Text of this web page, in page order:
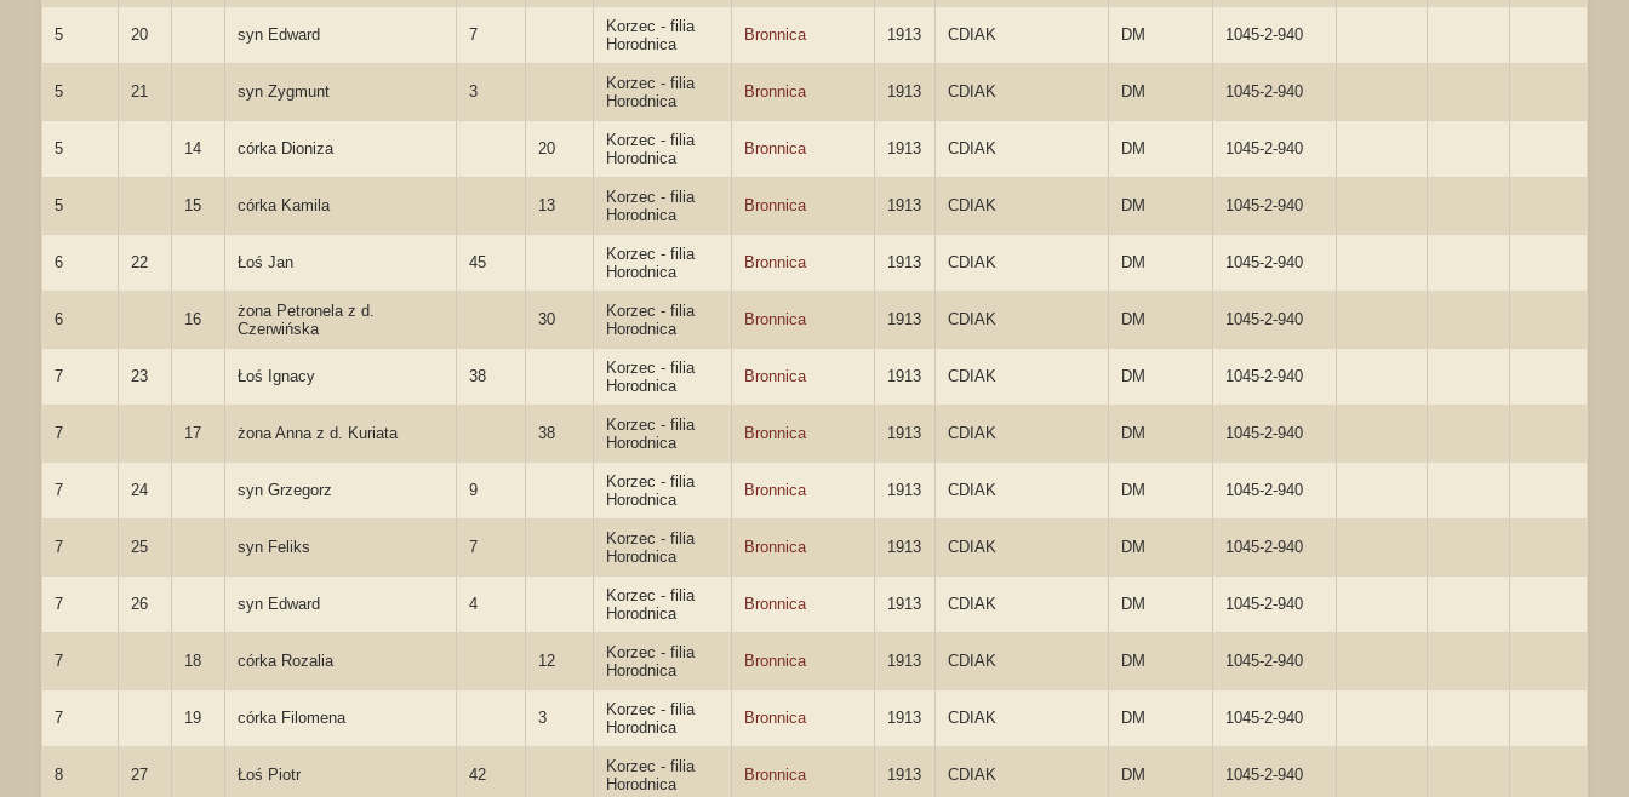
5 20 syn Edward 7
Korzec - filia
Horodnica
Bronnica 1913 CDIAK DM 1045-2-940
5 21 syn Zygmunt 3
Korzec - filia
Horodnica
Bronnica 1913 CDIAK DM 1045-2-940
5 14 córka Dioniza 20
Korzec - filia
Horodnica
Bronnica 1913 CDIAK DM 1045-2-940
5 15 córka Kamila 13
Korzec - filia
Horodnica
Bronnica 1913 CDIAK DM 1045-2-940
6 22 Łoś Jan 45
Korzec - filia
Horodnica
Bronnica 1913 CDIAK DM 1045-2-940
6 16
żona Petronela z d.
Czerwińska
30
Korzec - filia
Horodnica
Bronnica 1913 CDIAK DM 1045-2-940
7 23 Łoś Ignacy 38
Korzec - filia
Horodnica
Bronnica 1913 CDIAK DM 1045-2-940
7 17 żona Anna z d. Kuriata 38
Korzec - filia
Horodnica
Bronnica 1913 CDIAK DM 1045-2-940
7 24 syn Grzegorz 9
Korzec - filia
Horodnica
Bronnica 1913 CDIAK DM 1045-2-940
7 25 syn Feliks 7
Korzec - filia
Horodnica
Bronnica 1913 CDIAK DM 1045-2-940
7 26 syn Edward 4
Korzec - filia
Horodnica
Bronnica 1913 CDIAK DM 1045-2-940
7 18 córka Rozalia 12
Korzec - filia
Horodnica
Bronnica 1913 CDIAK DM 1045-2-940
7 19 córka Filomena 3
Korzec - filia
Horodnica
Bronnica 1913 CDIAK DM 1045-2-940
8 27 Łoś Piotr 42
Korzec - filia
Horodnica
Bronnica 1913 CDIAK DM 1045-2-940